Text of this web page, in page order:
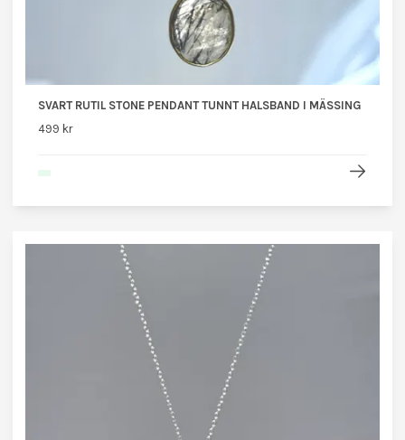
SVART RUTIL STONE PENDANT TUNNT HALSBAND I MÄSSING
499 kr